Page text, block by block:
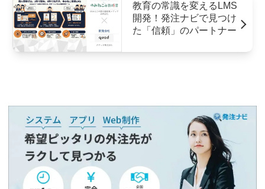
教育の常識を変えるLMS
開発！発注ナビで見つけ
た「信頼」のパートナー